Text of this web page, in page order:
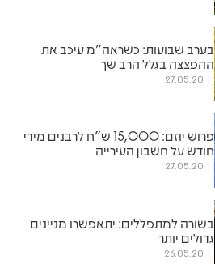
בערב שבועות: כשראה"מ עיכב את
ההפצצה בגלל הרב שך
27.05.20
פרוש יוזם: 15,000 ש"ח לרבנים מידי
חודש על חשבון העירייה
27.05.20
בשורה למתפללים: יתאפשרו מניינים
גדולים יותר
26.05.20